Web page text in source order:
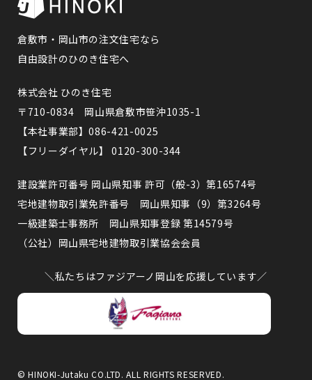
倉敷市・岡山市の注文住宅なら
自由設計のひのき住宅へ
株式会社 ひのき住宅
〒710-0834 岡山県倉敷市笹沖1035-1
【本社事業部】086-421-0025
【フリーダイヤル】 0120-300-344
建設業許可番号 岡山県知事 許可（般-3）第16574号
宅地建物取引業免許番号 岡山県知事（9）第3264号
一級建築士事務所 岡山県知事登録 第14579号
（公社）岡山県宅地建物取引業協会会員
＼私たちはファジアーノ岡山を応援しています／
© HINOKI-Jutaku CO.LTD. ALL RIGHTS RESERVED.